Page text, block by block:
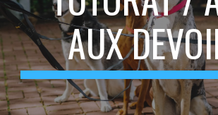
AUX